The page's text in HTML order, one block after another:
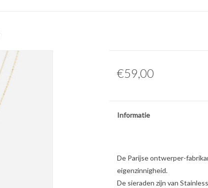
€59,00
Informatie
De Parijse ontwerper-
eigenzinnigheid.
De sieraden zijn van